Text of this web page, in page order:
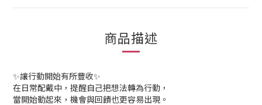
商品描述
✨讓行動開始有所豐收✨
在日常配戴中，提醒自己把想法轉為行動，
當開始動起來，機會與回饋也更容易出現。